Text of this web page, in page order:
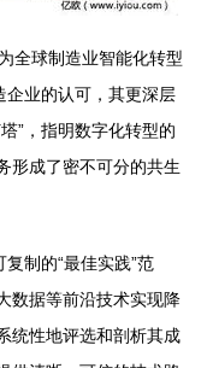
全球制造业智能化转型
企业的认可，其更深层
”，指明数字化转型的
形成了密不可分的共生
制的“最佳实践”范
数据等前沿技术实现降
统性地评选和剖析其成